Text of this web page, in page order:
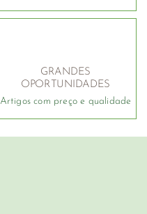
GRANDES
OPORTUNIDADES
Artigos com preço e qualidade